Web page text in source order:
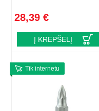
28,39 €
Į KREPŠELĮ
Tik internetu